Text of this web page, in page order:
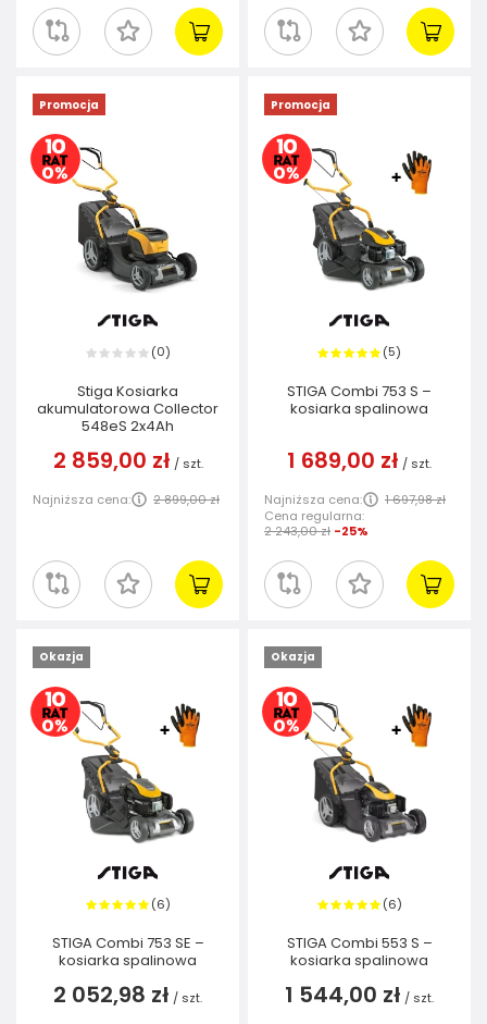
Promocja
(0)
Stiga Kosiarka
akumulatorowa Collector
548eS 2x4Ah
2 859,00 zł / szt.
Najniższa cena: 2 899,00 zł
Promocja
(5)
STIGA Combi 753 S –
kosiarka spalinowa
1 689,00 zł / szt.
Najniższa cena:
1 697,98 zł
Cena regularna:
2 243,00 zł -25%
Okazja
(6)
STIGA Combi 753 SE –
kosiarka spalinowa
2 052,98 zł / szt.
Okazja
(6)
STIGA Combi 553 S –
kosiarka spalinowa
1 544,00 zł / szt.